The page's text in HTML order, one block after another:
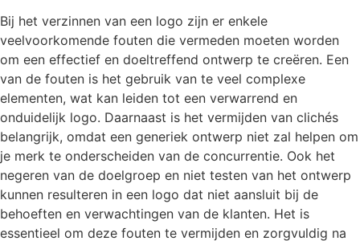
Bij het verzinnen van een logo zijn er enkele
veelvoorkomende fouten die vermeden moeten worden
om een effectief en doeltreffend ontwerp te creëren. Een
van de fouten is het gebruik van te veel complexe
elementen, wat kan leiden tot een verwarrend en
onduidelijk logo. Daarnaast is het vermijden van clichés
belangrijk, omdat een generiek ontwerp niet zal helpen om
je merk te onderscheiden van de concurrentie. Ook het
negeren van de doelgroep en niet testen van het ontwerp
kunnen resulteren in een logo dat niet aansluit bij de
behoeften en verwachtingen van de klanten. Het is
essentieel om deze fouten te vermijden en zorgvuldig na